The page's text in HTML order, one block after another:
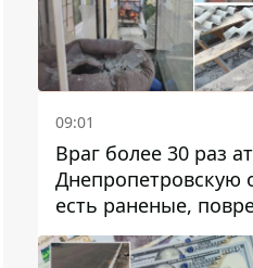
09:01
Враг более 30 раз
Днепропетровскую
есть раненые,
лицей, дома и